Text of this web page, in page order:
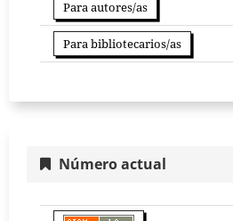
Para autores/as
Para bibliotecarios/as
Número actual